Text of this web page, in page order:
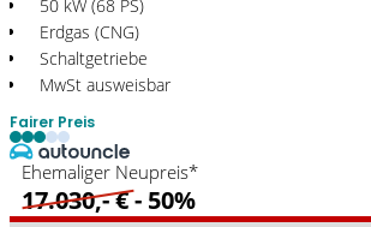
50 kW (68 PS)
Erdgas (CNG)
Schaltgetriebe
MwSt ausweisbar
Fairer Preis
Ehemaliger Neupreis*
17.030,- €- 50%